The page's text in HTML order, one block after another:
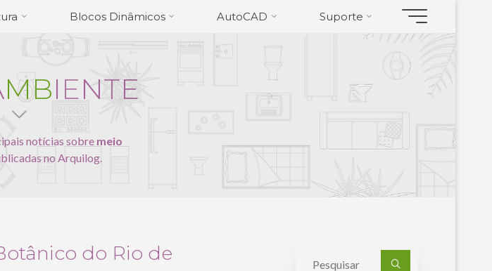
Blocos Dinâmicos AutoCAD Suporte
MBI ENTE
notícias sobre meio
no Arquilog.
do Rio de